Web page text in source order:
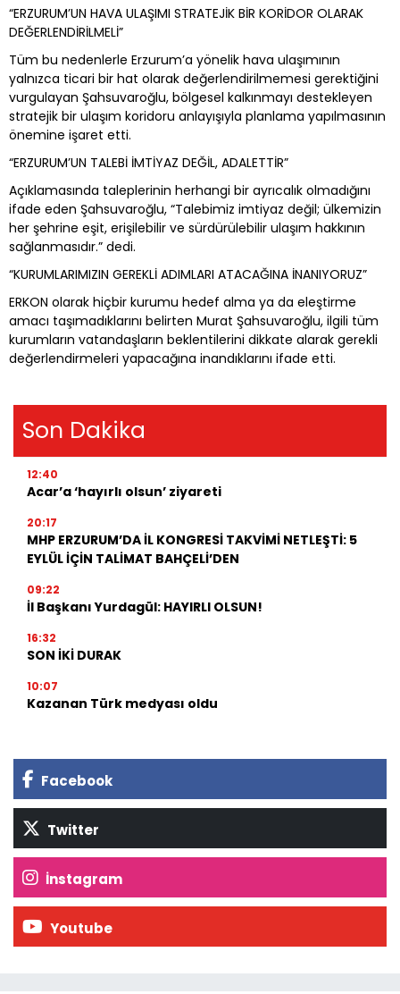
“ERZURUM’UN HAVA ULAŞIMI STRATEJİK BİR KORİDOR OLARAK
DEĞERLENDİRİLMELİ”
Tüm bu nedenlerle Erzurum’a yönelik hava ulaşımının
yalnızca ticari bir hat olarak değerlendirilmemesi gerektiğini
vurgulayan Şahsuvaroğlu, bölgesel kalkınmayı destekleyen
stratejik bir ulaşım koridoru anlayışıyla planlama yapılmasının
önemine işaret etti.
“ERZURUM’UN TALEBİ İMTİYAZ DEĞİL, ADALETTİR”
Açıklamasında taleplerinin herhangi bir ayrıcalık olmadığını
ifade eden Şahsuvaroğlu, “Talebimiz imtiyaz değil; ülkemizin
her şehrine eşit, erişilebilir ve sürdürülebilir ulaşım hakkının
sağlanmasıdır.” dedi.
“KURUMLARIMIZIN GEREKLİ ADIMLARI ATACAĞINA İNANIYORUZ”
ERKON olarak hiçbir kurumu hedef alma ya da eleştirme
amacı taşımadıklarını belirten Murat Şahsuvaroğlu, ilgili tüm
kurumların vatandaşların beklentilerini dikkate alarak gerekli
değerlendirmeleri yapacağına inandıklarını ifade etti.
Son Dakika
12:40
Acar’a ‘hayırlı olsun’ ziyareti
20:17
MHP ERZURUM’DA İL KONGRESİ TAKVİMİ NETLEŞTİ: 5
EYLÜL İÇİN TALİMAT BAHÇELİ’DEN
09:22
İl Başkanı Yurdagül: HAYIRLI OLSUN!
16:32
SON İKİ DURAK
10:07
Kazanan Türk medyası oldu
Facebook
Twitter
İnstagram
Youtube